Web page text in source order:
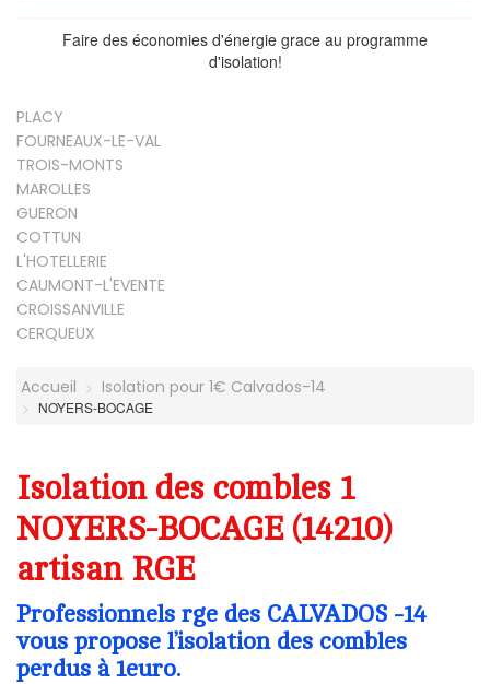
Faire des économies d'énergie grace au programme
d'isolation!
PLACY
FOURNEAUX-LE-VAL
TROIS-MONTS
MAROLLES
GUERON
COTTUN
L'HOTELLERIE
CAUMONT-L'EVENTE
CROISSANVILLE
CERQUEUX
Accueil Isolation pour 1€ Calvados-14
NOYERS-BOCAGE
Isolation des combles 1
NOYERS-BOCAGE (14210)
artisan RGE
Professionnels rge des CALVADOS -14
vous propose l’isolation des combles
perdus à 1euro.